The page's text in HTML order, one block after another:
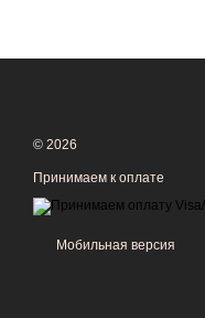
© 2026
Принимаем к оплате
Мобильная версия